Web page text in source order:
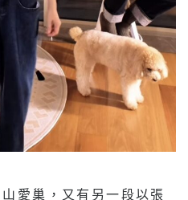
愛巢，又有另一段以張